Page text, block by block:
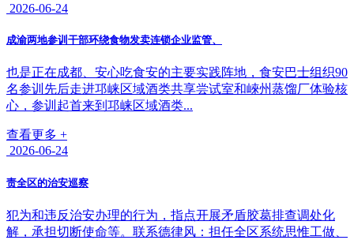
2026-06-24
成渝两地参训干部环绕食物发卖连锁企业监管、
也是正在成都、安心吃食安的主要实践阵地，食安巴士组织90
名参训先后走进邛崃区域酒类共享尝试室和崍州蒸馏厂体验核
心，参训起首来到邛崃区域酒类...
查看更多 +
2026-06-24
责全区的治安巡察
犯为和违反治安办理的行为，指点开展矛盾胶葛排查调处化
解，承担切断使命等。联系德律风：担任全区系统思惟工做、